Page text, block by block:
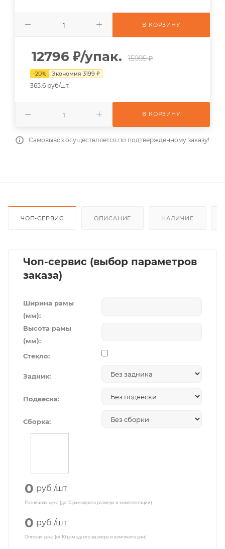
В КОРЗИНУ
12796 ₽/упак. 15995 ₽
-20% Экономия 3199 ₽
365.6 руб/шт.
В КОРЗИНУ
Самовывоз осуществляется по подтвержденному заказу!
ЧОП-СЕРВИС ОПИСАНИЕ НАЛИЧИЕ
Чоп-сервис (выбор параметров
заказа)
Ширина рамы
(мм):
Высота рамы
(мм):
Стекло:
Задник:
Подвеска:
Сборка:
0 руб /шт
Розничная цена (до 10 рам одного размера и комплектации)
0 руб /шт
Оптовая цена (от 10 рам одного размера и комплектации)